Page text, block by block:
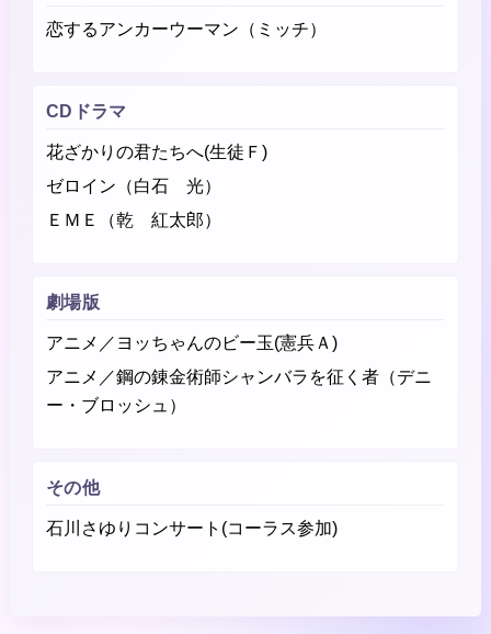
恋するアンカーウーマン（ミッチ）
CDドラマ
花ざかりの君たちへ(生徒Ｆ)
ゼロイン（白石 光）
ＥＭＥ（乾 紅太郎）
劇場版
アニメ／ヨッちゃんのビー玉(憲兵Ａ)
アニメ／鋼の錬金術師シャンバラを征く者（デニ
ー・ブロッシュ）
その他
石川さゆりコンサート(コーラス参加)